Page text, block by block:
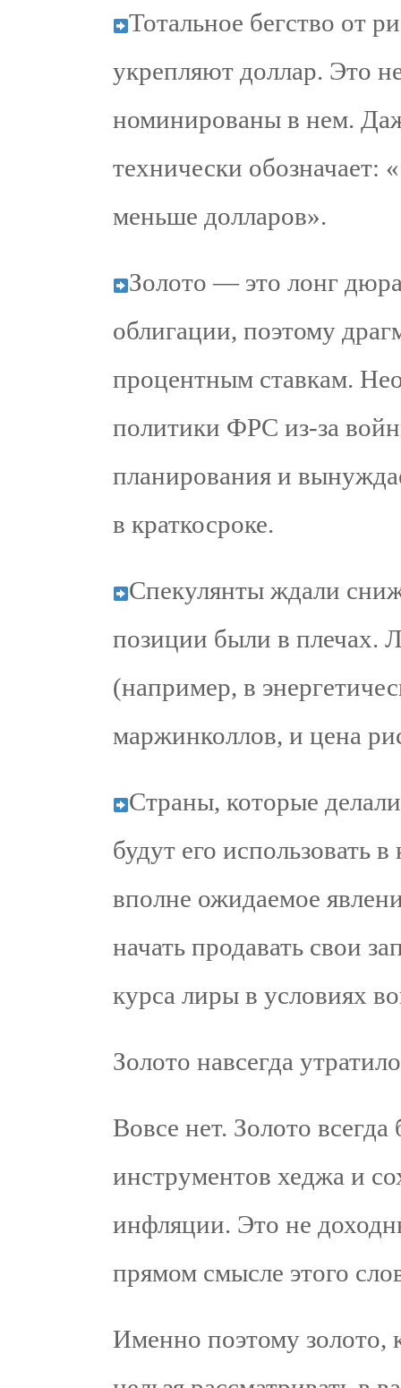
Тотальное бегство от
укрепляют доллар. Это
номинированы в нем.
технически обозначает:
меньше долларов».
Золото — это лонг
облигации, поэтому
процентным ставкам.
политики ФРС из-за
планирования и
в краткосроке.
Спекулянты ждали
позиции были в плечах.
(например, в
маржинколлов, и цена
Страны, которые
будут его использовать
вполне ожидаемое
начать продавать свои
курса лиры в условиях
Золото навсегда
Вовсе нет. Золото
инструментов хеджа и
инфляции. Это не
прямом смысле этого
Именно поэтому золото,